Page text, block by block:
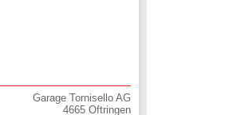
Garage Tornisello AG
4665 Oftringen